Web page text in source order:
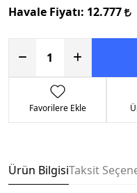
Havale Fiyatı: 12.777
Favorilere Ekle
Ürün BilgisiTaksit